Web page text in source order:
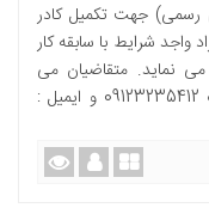
رسمی) جهت تکمیل کادر
شرایط با سابقه کار
نماید. متقاضیان می
توانند رزومه کاری خود را به شماره واتساپ 09123235412 و ایمیل :